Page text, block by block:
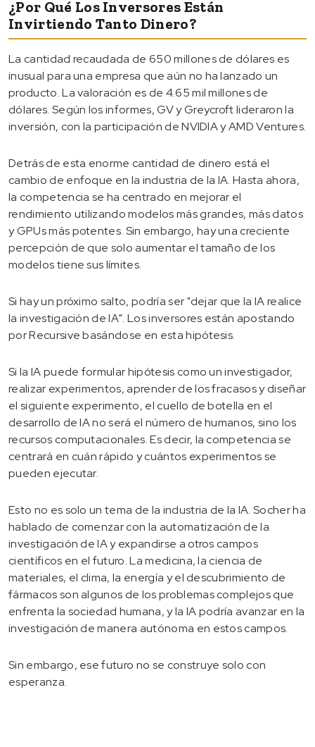
¿Por Qué Los Inversores Están
Invirtiendo Tanto Dinero?
La cantidad recaudada de 650 millones de dólares es
inusual para una empresa que aún no ha lanzado un
producto. La valoración es de 4.65 mil millones de
dólares. Según los informes, GV y Greycroft lideraron la
inversión, con la participación de NVIDIA y AMD Ventures.
Detrás de esta enorme cantidad de dinero está el
cambio de enfoque en la industria de la IA. Hasta ahora,
la competencia se ha centrado en mejorar el
rendimiento utilizando modelos más grandes, más datos
y GPUs más potentes. Sin embargo, hay una creciente
percepción de que solo aumentar el tamaño de los
modelos tiene sus límites.
Si hay un próximo salto, podría ser "dejar que la IA realice
la investigación de IA". Los inversores están apostando
por Recursive basándose en esta hipótesis.
Si la IA puede formular hipótesis como un investigador,
realizar experimentos, aprender de los fracasos y diseñar
el siguiente experimento, el cuello de botella en el
desarrollo de IA no será el número de humanos, sino los
recursos computacionales. Es decir, la competencia se
centrará en cuán rápido y cuántos experimentos se
pueden ejecutar.
Esto no es solo un tema de la industria de la IA. Socher ha
hablado de comenzar con la automatización de la
investigación de IA y expandirse a otros campos
científicos en el futuro. La medicina, la ciencia de
materiales, el clima, la energía y el descubrimiento de
fármacos son algunos de los problemas complejos que
enfrenta la sociedad humana, y la IA podría avanzar en la
investigación de manera autónoma en estos campos.
Sin embargo, ese futuro no se construye solo con
esperanza.